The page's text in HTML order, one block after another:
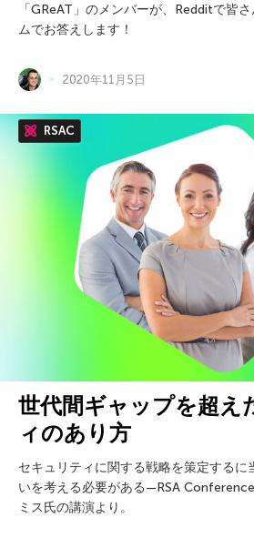
「GReAT」のメンバーが、Redditで皆
ムでお答えします！
2020年11月5日
RSAC
世代間ギャップを超え
ィのあり方
セキュリティに関する戦略を策定するに
いを考える必要がある—RSA
ミス氏の講演より。